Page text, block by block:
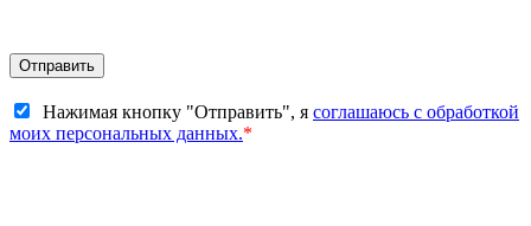
Нажимая кнопку "Отправить", я соглашаюсь с обработкой
моих персональных данных.*